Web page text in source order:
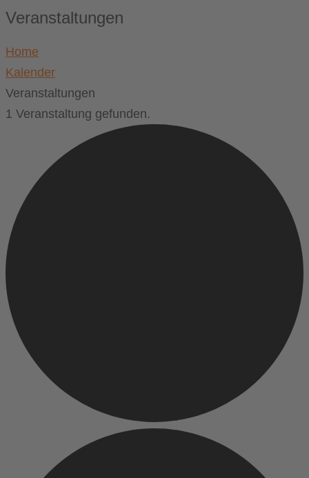
Veranstaltungen
Home
Kalender
Veranstaltungen
1 Veranstaltung gefunden.